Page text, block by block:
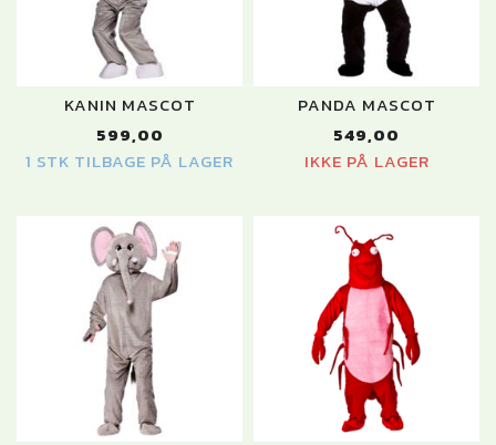
KANIN MASCOT
599,00
1 STK TILBAGE PÅ LAGER
PANDA MASCOT
549,00
IKKE PÅ LAGER